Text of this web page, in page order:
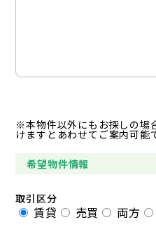
※本物件以外にもお探しの場
けますとあわせてご案内可能
希望物件情報
取引区分
賃貸 売買 両方